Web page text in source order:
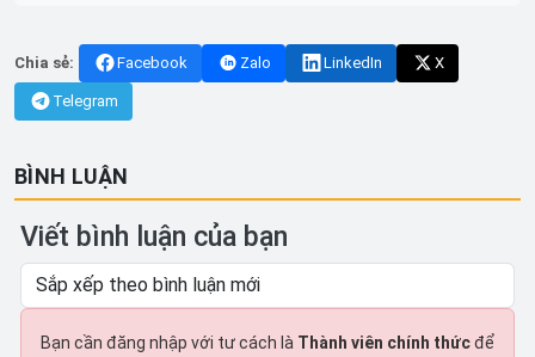
Chia sẻ: Facebook Zalo LinkedIn X
Telegram
BÌNH LUẬN
Viết bình luận của bạn
Bạn cần đăng nhập với tư cách là Thành viên chính thứcđể